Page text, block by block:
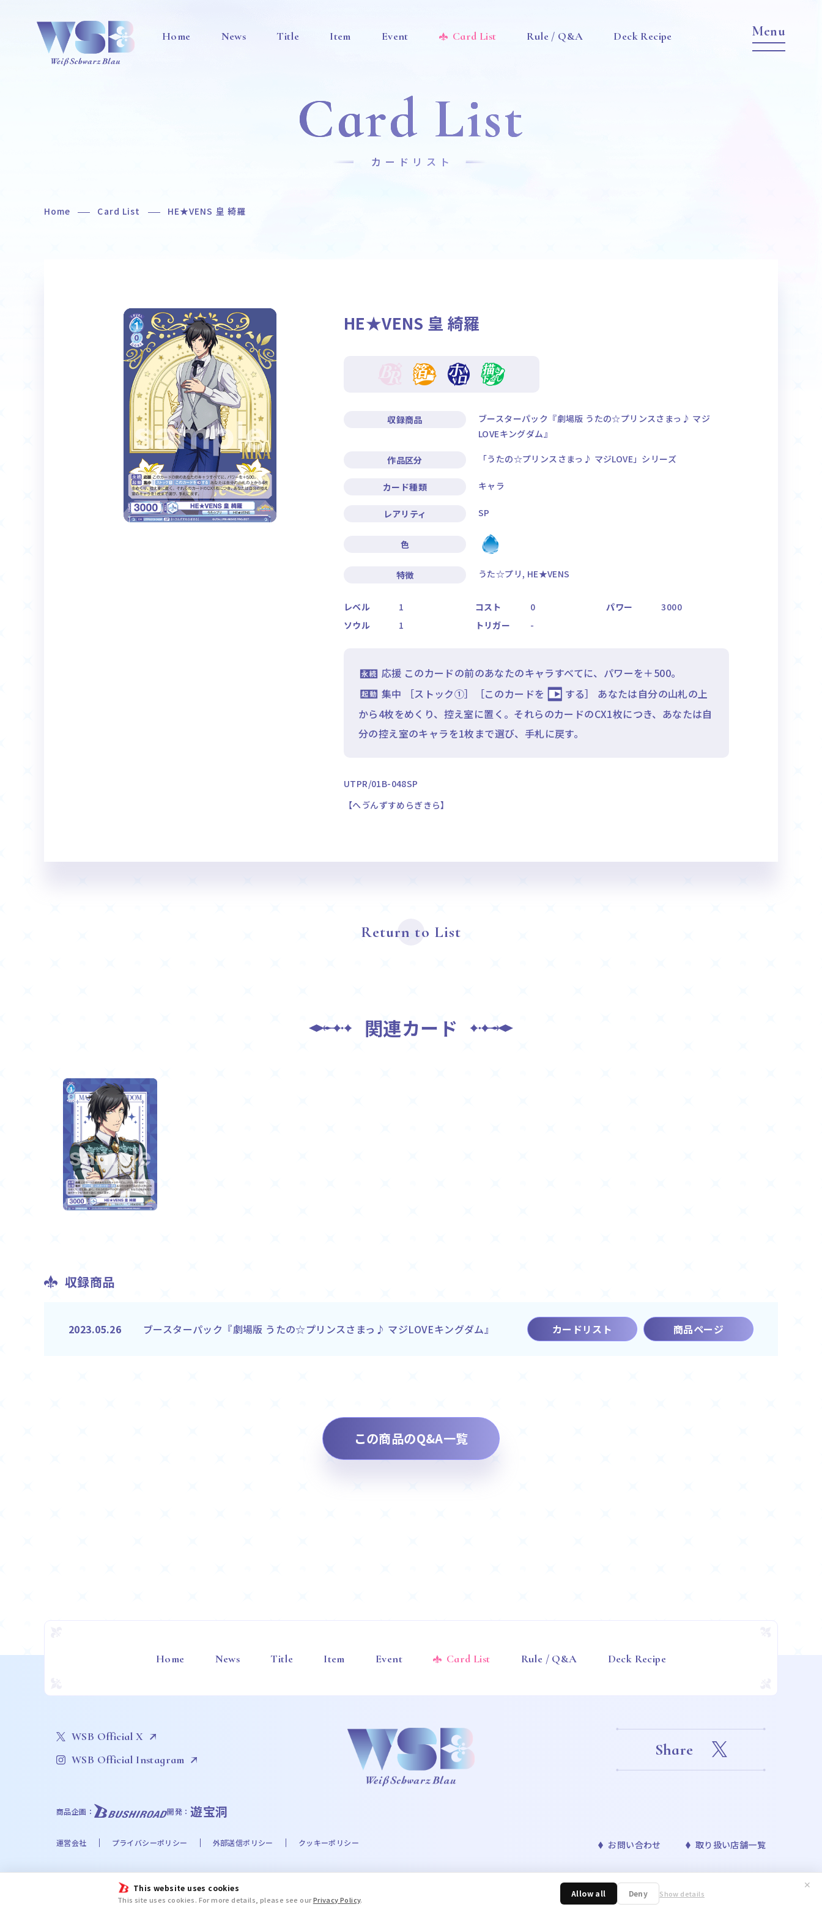
This website uses cookies
This site uses cookies. For more details, please see ourPrivacy Policy.
Allow all Deny Show details
✕
Home News Title Item Event Card List Rule / Q&A Deck Recipe
Event
イベント
Card List Rule / Q&A
Card List
カードリスト
Home Card List HE★VENS 皇 綺羅
HE★VENS 皇 綺羅
収録商品
ブースターパック『劇場版 うたの☆プリンスさまっ♪ マジ
LOVEキングダム』
作品区分 「うたの☆プリンスさまっ♪ マジLOVE」シリーズ
カード種類 キャラ
レアリティ SP
色
特徴 うた☆プリ, HE★VENS
レベル 1 コスト 0 パワー
3000
ソウル
1 トリガー -
応援 このカードの前のあなたのキャラすべてに、パワーを＋500。
集中 ［ストック①］［このカードを
する］ あなたは自分の山札の上
から4枚をめくり、控え室に置く。それらのカードのCX1枚につき、あなたは自
分の控え室のキャラを1枚まで選び、手札に戻す。
UTPR/01B-048SP
【へゔんずすめらぎきら】
Return to List
関連カード
収録商品
2023.05.26 ブースターパック『劇場版 うたの☆プリンスさまっ♪ マジLOVEキングダム』 カードリスト 商品ページ
この商品のQ&A一覧
Home News Title Item Event Card List Rule / Q&A Deck Recipe
WSB Official X
WSB Official Instagram
Share
商品企画： 開発： 遊宝洞
運営会社 プライバシーポリシー 外部送信ポリシー クッキーポリシー お問い合わせ 取り扱い店舗一覧
©Liber Entertainment Inc. All Rights Reserved. ©UTA☆PRI-MOVIE PROJECT ©UTA☆PRI-MOVIE ST PROJECT ©Eve THE IDOLM@STER™& ©Bandai Namco Entertainment Inc. ©Disney
©Disney. Based on the “Winnie the Pooh” works by A.A. Milne and E.H. Shepard. © 2016 COVER Corp. © STPR Inc. ©ARGONAVIS project. ©青山剛昌／小学館・読売テレビ・TMS 1996 ©nagano /